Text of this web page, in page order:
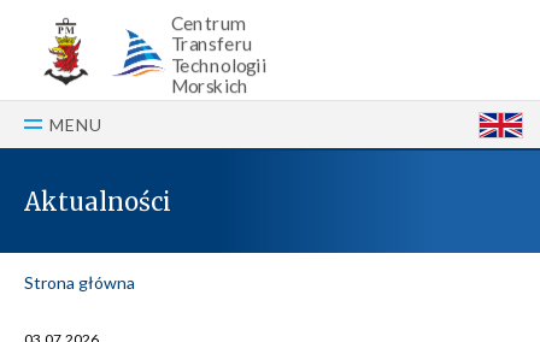
Centrum
Transferu
Technologii
Morskich
MENU
Aktualności
Strona główna